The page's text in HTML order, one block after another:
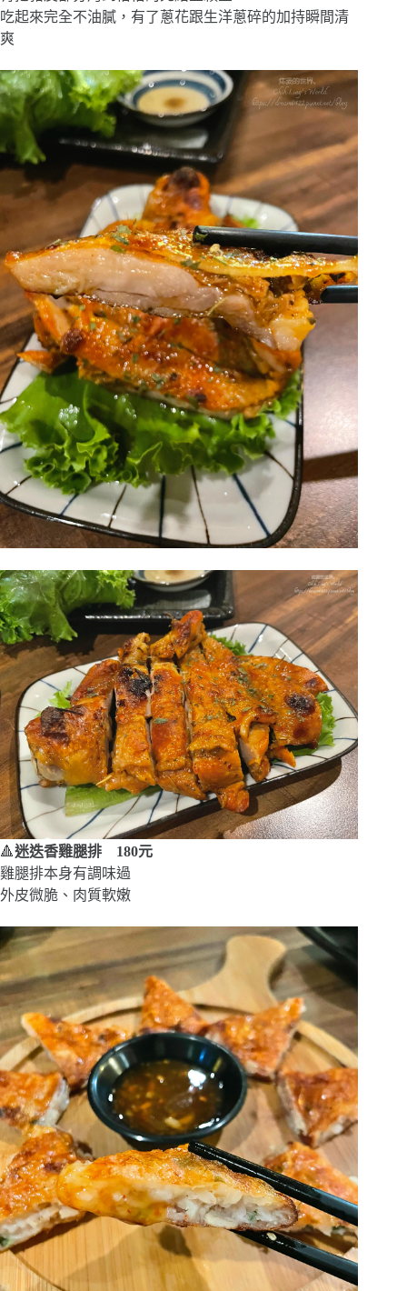
吃起來完全不油膩，有了蔥花跟生洋蔥碎的加持瞬間清
爽
🔺迷迭香雞腿排 180元
雞腿排本身有調味過
外皮微脆、肉質軟嫩